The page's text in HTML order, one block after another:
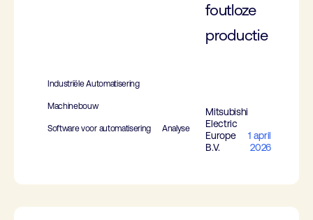
foutloze
productie
Industriële Automatisering
Machinebouw
Software voor automatisering Analyse
Mitsubishi
Electric
Europe
B.V.
1 april
2026